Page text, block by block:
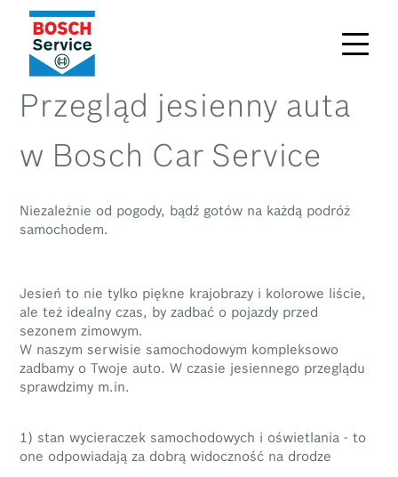
Przegląd jesienny auta
w Bosch Car Service
Niezależnie od pogody, bądź gotów na każdą podróż
samochodem.
Jesień to nie tylko piękne krajobrazy i kolorowe liście,
ale też idealny czas, by zadbać o pojazdy przed
sezonem zimowym.
W naszym serwisie samochodowym kompleksowo
zadbamy o Twoje auto. W czasie jesiennego przeglądu
sprawdzimy m.in.
1) stan wycieraczek samochodowych i oświetlania - to
one odpowiadają za dobrą widoczność na drodze